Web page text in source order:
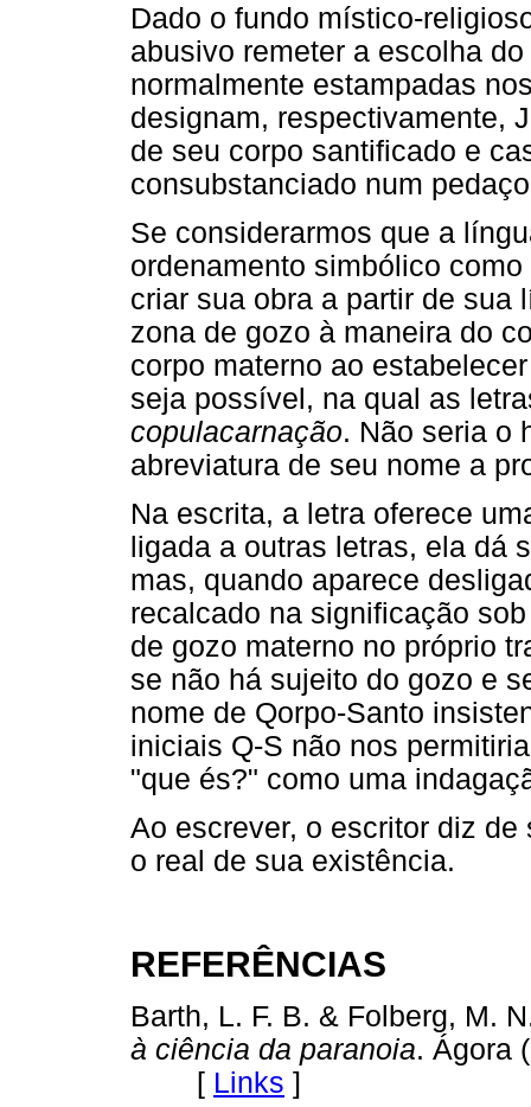
Dado o fundo místico-
abusivo remeter a escolha
normalmente estampadas
designam, respectivamente,
de seu corpo santificado e
consubstanciado num
Se considerarmos que a
ordenamento simbólico
criar sua obra a partir de sua
zona de gozo à maneira do
corpo materno ao
seja possível, na qual as
copulacarnação. Não seria o
abreviatura de seu nome a
Na escrita, a letra oferece
ligada a outras letras, ela dá
mas, quando aparece
recalcado na significação
de gozo materno no próprio
se não há sujeito do gozo e
nome de Qorpo-Santo
iniciais Q-S não nos
"que és?" como uma
Ao escrever, o escritor diz
o real de sua existência.
REFERÊNCIAS
Barth, L. F. B. & Folberg, M.
à ciência da paranoia. Ágora
[ Links ]